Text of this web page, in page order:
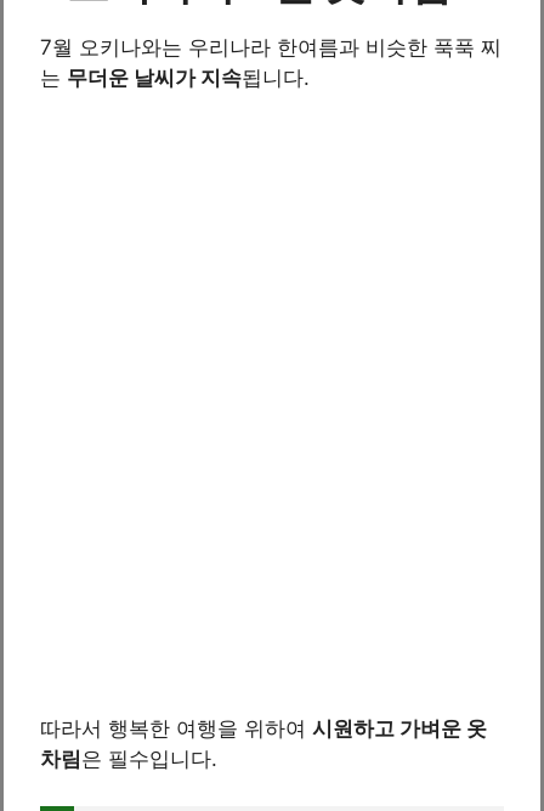
7월 오키나와는 우리나라 한여름과 비슷한 푹푹 찌
는 무더운 날씨가 지속됩니다.
따라서 행복한 여행을 위하여 시원하고 가벼운 옷
차림은 필수입니다.